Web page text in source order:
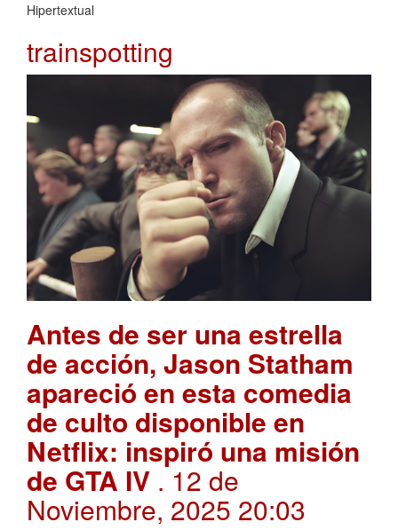
Hipertextual
trainspotting
Antes de ser una estrella
de acción, Jason Statham
apareció en esta comedia
de culto disponible en
Netflix: inspiró una misión
de GTA IV . 12 de
Noviembre, 2025 20:03